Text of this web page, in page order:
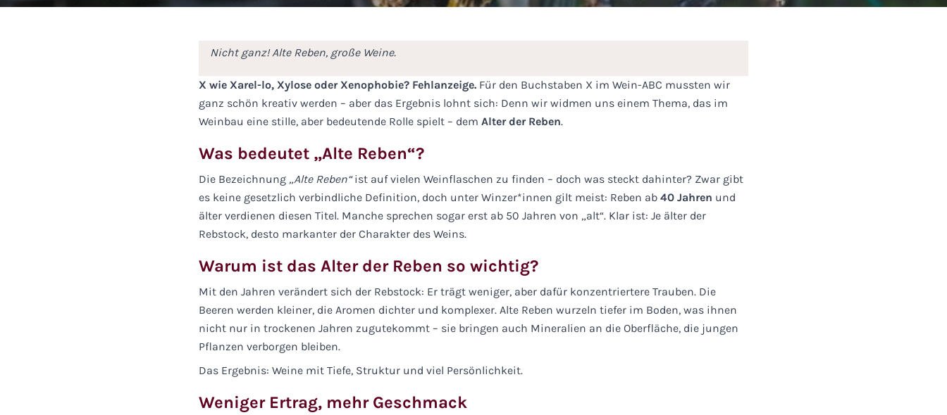
Nicht ganz! Alte Reben, große Weine.
X wie Xarel-lo, Xylose oder Xenophobie? Fehlanzeige. Für den Buchstaben X im Wein-ABC mussten wir
ganz schön kreativ werden – aber das Ergebnis lohnt sich: Denn wir widmen uns einem Thema, das im
Weinbau eine stille, aber bedeutende Rolle spielt – dem Alter der Reben.
Was bedeutet „Alte Reben“?
Die Bezeichnung „Alte Reben“ist auf vielen Weinflaschen zu finden – doch was steckt dahinter? Zwar gibt
es keine gesetzlich verbindliche Definition, doch unter Winzer*innen gilt meist: Reben ab 40 Jahren und
älter verdienen diesen Titel. Manche sprechen sogar erst ab 50 Jahren von „alt“. Klar ist: Je älter der
Rebstock, desto markanter der Charakter des Weins.
Warum ist das Alter der Reben so wichtig?
Mit den Jahren verändert sich der Rebstock: Er trägt weniger, aber dafür konzentriertere Trauben. Die
Beeren werden kleiner, die Aromen dichter und komplexer. Alte Reben wurzeln tiefer im Boden, was ihnen
nicht nur in trockenen Jahren zugutekommt – sie bringen auch Mineralien an die Oberfläche, die jungen
Pflanzen verborgen bleiben.
Das Ergebnis: Weine mit Tiefe, Struktur und viel Persönlichkeit.
Weniger Ertrag, mehr Geschmack